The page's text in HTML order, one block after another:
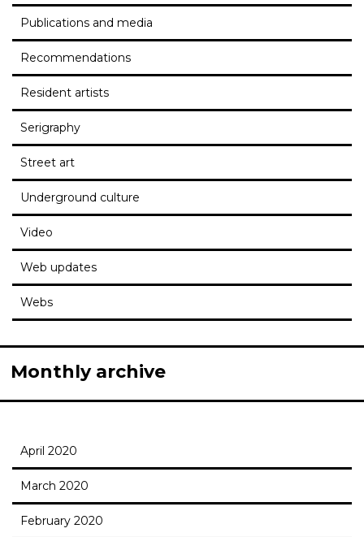
Publications and media
Recommendations
Resident artists
Serigraphy
Street art
Underground culture
Video
Web updates
Webs
Monthly archive
April 2020
March 2020
February 2020